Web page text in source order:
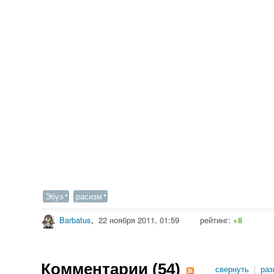
Эбуэ расизм
Barbatus, 22 ноября 2011, 01:59 рейтинг:+8
Комментарии (54) свернуть |